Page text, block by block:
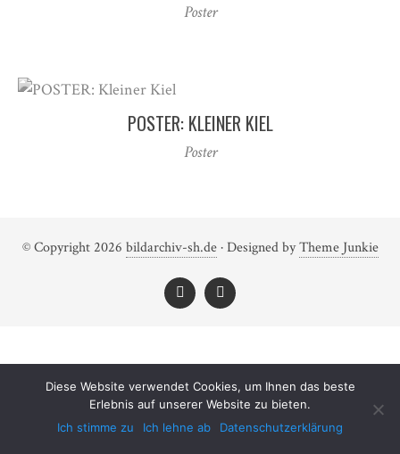
Poster
POSTER: KLEINER KIEL
Poster
© Copyright 2026 bildarchiv-sh.de· Designed byTheme Junkie
Diese Website verwendet Cookies, um Ihnen das beste
Erlebnis auf unserer Website zu bieten.
Ich stimme zu
Ich lehne ab Datenschutzerklärung